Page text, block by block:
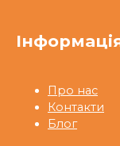
Про нас
Контакти
Блог